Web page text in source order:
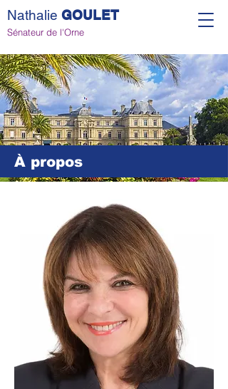
Nathalie GOULET
Sénateur de l'Orne
À propos